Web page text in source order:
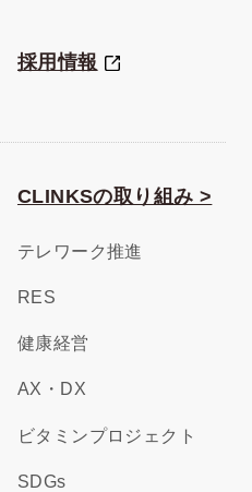
採用情報
CLINKSの取り組み >
テレワーク推進
RES
健康経営
AX・DX
ビタミンプロジェクト
SDGs